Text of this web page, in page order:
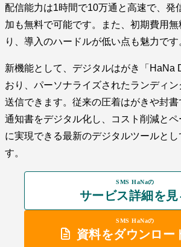
配信能力は1時間で10万通と高速で、発
加も無料で可能です。また、初期費用無
り、導入のハードルが低い点も魅力です
新機能として、デジタルはがき「HaNa
おり、パーソナライズされたランディ
送信できます。従来の圧着はがきや封
通知書をデジタル化し、コスト削減と
に実現できる最新のデジタルツールとし
す。
SMS HaNaの
サービス詳細を見
SMS HaNaの
資料をダウンロー